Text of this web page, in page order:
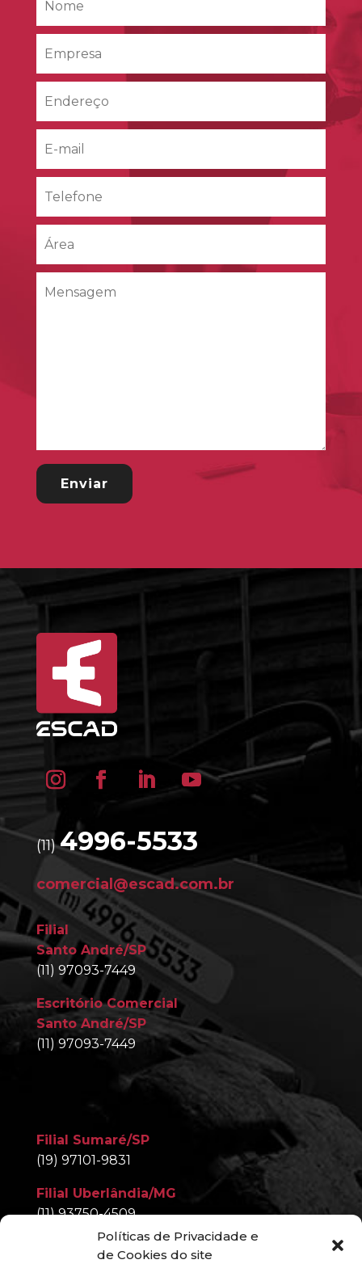
Políticas de Privacidade e
de Cookies do site
(11)4996-5533
comercial@escad.com.br
Filial
Santo André/SP
(11) 97093-7449
Escritório Comercial
Santo André/SP
(11) 97093-7449
Filial Sumaré/SP
(19) 97101-9831
Filial Uberlândia/MG
(11) 93750-4509
Filial Nova Iguaçu/RJ